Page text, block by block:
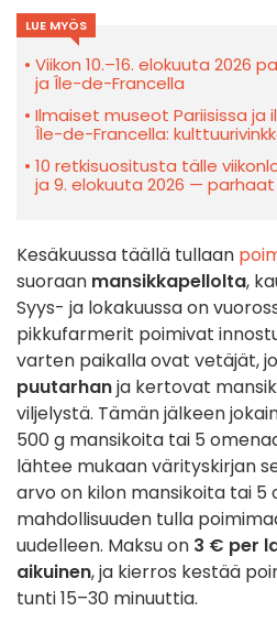
LUE MYÖS
Viikon 10.–16. elokuuta 2026
ja Île-de-Francella
Ilmaiset museot Pariisissa
Île-de-Francella:
10 retkisuositusta tälle
ja 9. elokuuta 2026 —
Kesäkuussa täällä tullaan
suoraan mansikkapellolta,
Syys- ja lokakuussa on
pikkufarmerit poimivat
varten paikalla ovat vetäjät,
puutarhanja kertovat
viljelystä. Tämän jälkeen
500 g mansikoita tai 5
lähtee mukaan värityskirjan
arvo on kilon mansikoita tai 5
mahdollisuuden tulla
uudelleen. Maksu on 3 € per
aikuinen, ja kierros kestää
tunti 15–30 minuuttia.